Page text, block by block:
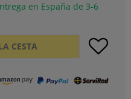
en España de 3-6
CESTA